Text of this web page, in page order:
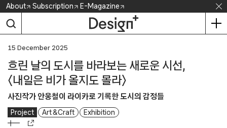
Skip
content
About Subscription E-Magazine
15 December 2025
흐린 날의 도시를 바라보는 새로운 시선,
〈내일은 비가 올지도 몰라〉
사진작가 안웅철이 라이카로 기록한 도시의 감정들
Project Art & Craft Exhibition